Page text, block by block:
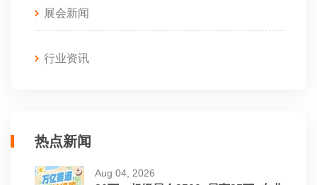
展会新闻
行业资讯
热点新闻
Aug 04, 2026